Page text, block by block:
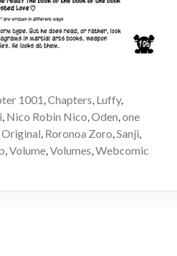
1001,Chapters, Luffy,
, Nico Robin Nico,Oden,one
Original, Roronoa Zoro,Sanji,
,Volume,Volumes,Webcomic